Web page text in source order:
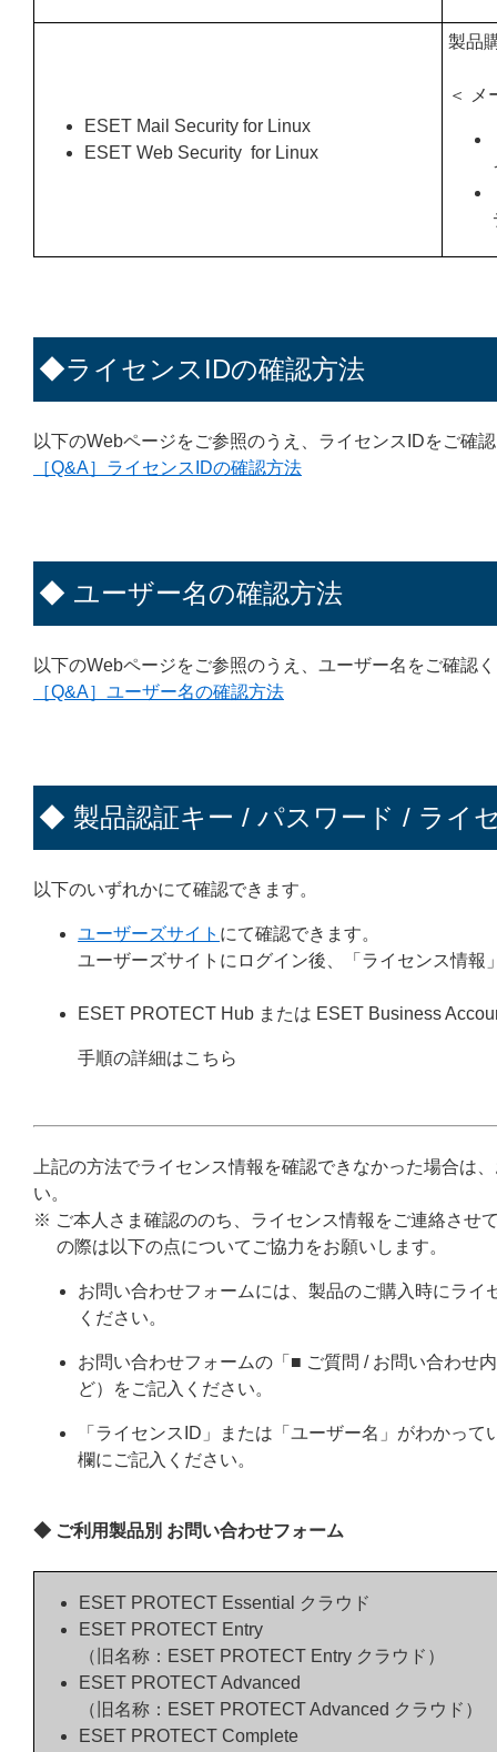
ESET Mail Security for Linux
ESET Web Security for Linux
製品
＜ メ
◆ライセンスIDの確認方法
以下のWebページをご参照のうえ、ライセンスIDをご確
［Q&A］ライセンスIDの確認方法
◆ ユーザー名の確認方法
以下のWebページをご参照のうえ、ユーザー名をご確認
［Q&A］ユーザー名の確認方法
◆ 製品認証キー / パスワード / ライ
以下のいずれかにて確認できます。
ユーザーズサイト にて確認できます。
ユーザーズサイトにログイン後、「ライセンス情報
ESET PROTECT Hub または ESET Business
手順の詳細はこちら
上記の方法でライセンス情報を確認できなかった場合は
い。
※ ご本人さま確認ののち、ライセンス情報をご連絡させ
の際は以下の点についてご協力をお願いします。
お問い合わせフォームには、製品のご購入時にラ
ください。
お問い合わせフォームの「■ ご質問 / お問い合わせ
ど）をご記入ください。
「ライセンスID」または「ユーザー名」がわかっ
欄にご記入ください。
◆ ご利用製品別 お問い合わせフォーム
ESET PROTECT Essential クラウド
ESET PROTECT Entry
（旧名称：ESET PROTECT Entry クラウド）
ESET PROTECT Advanced
（旧名称：ESET PROTECT Advanced クラウド）
ESET PROTECT Complete